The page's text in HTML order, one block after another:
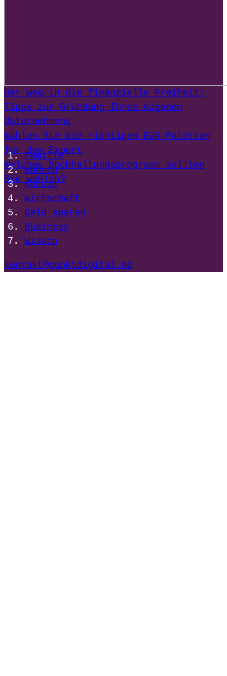
Der Weg in die finanzielle Freiheit:
Tipps zur Gründung Ihres eigenen
Unternehmens
Wählen Sie die richtigen EUR-Paletten
für den Export
Welches Buchhaltungsprogramm sollten
Sie wählen?
Familie
Wohnen
Konsum
Wirtschaft
Geld sparen
Business
Wissen
kontakt@punktdigital.de